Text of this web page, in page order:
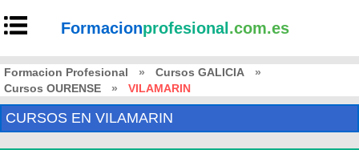
Formacionprofesional .com.es
Formacion Profesional » Cursos GALICIA
»
Cursos OURENSE
» VILAMARIN
CURSOS EN VILAMARIN